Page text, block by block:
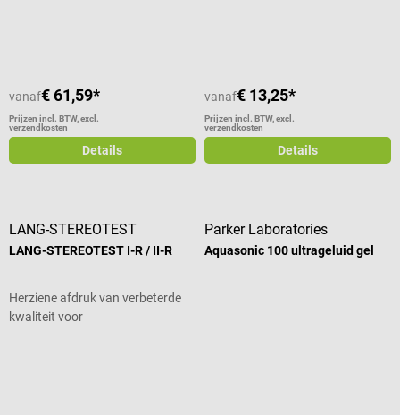
vanaf€ 61,59*
Prijzen incl. BTW, excl.
verzendkosten
Details
vanaf€ 13,25*
Prijzen incl. BTW, excl.
verzendkosten
Details
LANG-STEREOTEST
LANG-STEREOTEST I-R / II-R
Herziene afdruk van verbeterde
kwaliteit voor
Parker Laboratories
Aquasonic 100 ultrageluid gel